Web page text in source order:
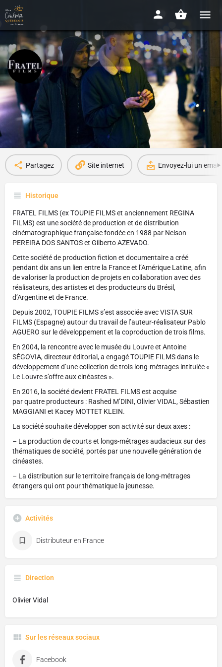
Fratel films
Depuis 2009
Films sur la plateforme
Partagez Site internet Envoyez-lui un email
Historique
FRATEL FILMS (ex TOUPIE FILMS et anciennement REGINA
FILMS) est une société de production et de distribution
cinématographique française fondée en 1988 par Nelson
PEREIRA DOS SANTOS et Gilberto AZEVADO.
Cette société de production fiction et documentaire a créé
pendant dix ans un lien entre la France et l’Amérique Latine, afin
de valoriser la production de projets en collaboration avec des
réalisateurs, des artistes et des producteurs du Brésil,
d’Argentine et de France.
Depuis 2002, TOUPIE FILMS s’est associée avec VISTA SUR
FILMS (Espagne) autour du travail de l’auteur-réalisateur Pablo
AGUERO sur le développement et la coproduction de trois films.
En 2004, la rencontre avec le musée du Louvre et Antoine
SÉGOVIA, directeur éditorial, a engagé TOUPIE FILMS dans le
développement d’une collection de trois long-métrages intitulée «
Le Louvre s’offre aux cinéastes ».
En 2016, la société devient FRATEL FILMS est acquise
par quatre producteurs : Rashed M’DINI, Olivier VIDAL, Sébastien
MAGGIANI et Kacey MOTTET KLEIN.
La société souhaite développer son activité sur deux axes :
– La production de courts et longs-métrages audacieux sur des
thématiques de société, portés par une nouvelle génération de
cinéastes.
– La distribution sur le territoire français de long-métrages
étrangers qui ont pour thématique la jeunesse.
Activités
Distributeur en France
Direction
Olivier Vidal
Sur les réseaux sociaux
Facebook